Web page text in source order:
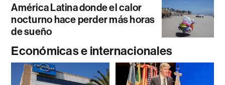
América Latina donde el calor
nocturno hace perder más horas
de sueño
Económicas e internacionales